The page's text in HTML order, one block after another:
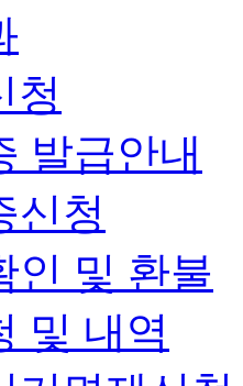
청
발급안내
신청
인 및 환불
및 내역